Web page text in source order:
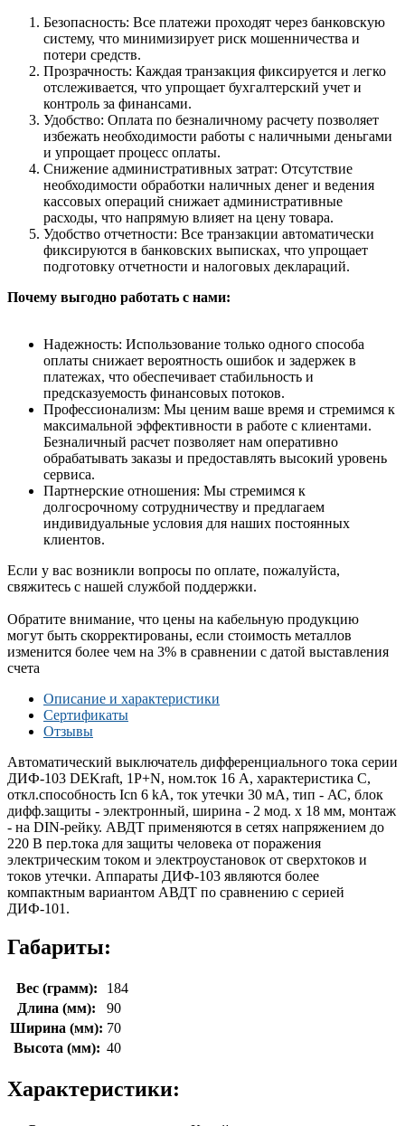
Безопасность: Все платежи проходят через банковскую
систему, что минимизирует риск мошенничества и
потери средств.
Прозрачность: Каждая транзакция фиксируется и легко
отслеживается, что упрощает бухгалтерский учет и
контроль за финансами.
Удобство: Оплата по безналичному расчету позволяет
избежать необходимости работы с наличными деньгами
и упрощает процесс оплаты.
Снижение административных затрат: Отсутствие
необходимости обработки наличных денег и ведения
кассовых операций снижает административные
расходы, что напрямую влияет на цену товара.
Удобство отчетности: Все транзакции автоматически
фиксируются в банковских выписках, что упрощает
подготовку отчетности и налоговых деклараций.
Почему выгодно работать с нами:
Надежность: Использование только одного способа
оплаты снижает вероятность ошибок и задержек в
платежах, что обеспечивает стабильность и
предсказуемость финансовых потоков.
Профессионализм: Мы ценим ваше время и стремимся к
максимальной эффективности в работе с клиентами.
Безналичный расчет позволяет нам оперативно
обрабатывать заказы и предоставлять высокий уровень
сервиса.
Партнерские отношения: Мы стремимся к
долгосрочному сотрудничеству и предлагаем
индивидуальные условия для наших постоянных
клиентов.
Если у вас возникли вопросы по оплате, пожалуйста,
свяжитесь с нашей службой поддержки.
Обратите внимание, что цены на кабельную продукцию
могут быть скорректированы, если стоимость металлов
изменится более чем на 3% в сравнении с датой выставления
счета
Описание и характеристики
Сертификаты
Отзывы
Автоматический выключатель дифференциального тока серии
ДИФ-103 DEKraft, 1P+N, ном.ток 16 А, характеристика C,
откл.способность Icn 6 kA, ток утечки 30 мА, тип - АС, блок
дифф.защиты - электронный, ширина - 2 мод. х 18 мм, монтаж
- на DIN-рейку. АВДТ применяются в сетях напряжением до
220 В пер.тока для защиты человека от поражения
электрическим током и электроустановок от сверхтоков и
токов утечки. Аппараты ДИФ-103 являются более
компактным вариантом АВДТ по сравнению с серией
ДИФ-101.
Габариты:
Вес (грамм):
184
Длина (мм):
90
Ширина (мм): 70
Высота (мм): 40
Характеристики: